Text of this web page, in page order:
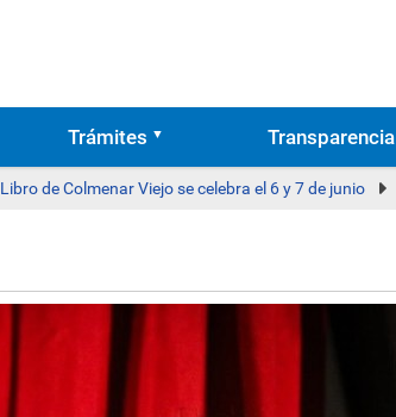
Trámites Transparencia
de Colmenar Viejo se celebra el 6 y 7 de junio